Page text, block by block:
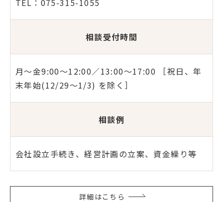
相談受付時間
月～金9:00～12:00／13:00～17:00 ［祝日、年
末年始(12/29～1/3) を除く］
相談例
会社設立手続き、経営計画の立案、資金繰り等
詳細はこちら